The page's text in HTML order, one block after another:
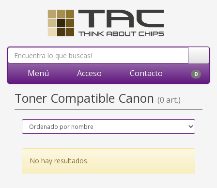
Menú Acceso Contacto 0
Toner Compatible Canon (0 art.)
No hay resultados.